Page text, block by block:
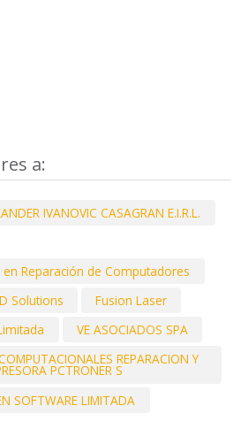
a:
IVANOVIC CASAGRAN E.I.R.L.
Reparación de Computadores
Solutions
Fusion Laser
VE ASOCIADOS SPA
REPARACION Y
PCTRONER S
SOFTWARE LIMITADA